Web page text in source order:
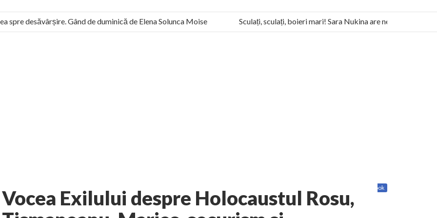
desăvârșire. Gând de duminică de Elena Solunca Moise
Sculați, sculați, boieri mari! Sara Nukina are nevoie de ajutorul
român: “românii sunt slavi, nu latini”. Fostul agent ceaușist de la Humanitas militează pentru federalizarea României
Facebook
Vocea Exilului despre Holocaustul Rosu,